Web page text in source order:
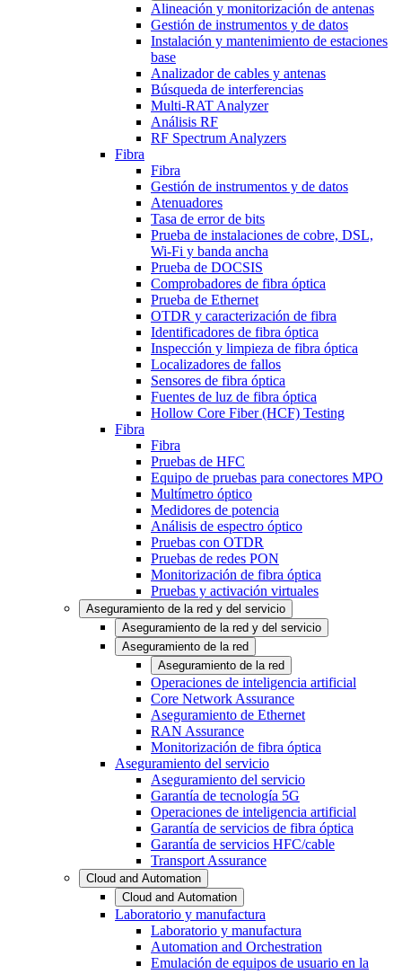
Alineación y monitorización de antenas
Gestión de instrumentos y de datos
Instalación y mantenimiento de estaciones
base
Analizador de cables y antenas
Búsqueda de interferencias
Multi-RAT Analyzer
Análisis RF
RF Spectrum Analyzers
Fibra
Fibra
Gestión de instrumentos y de datos
Atenuadores
Tasa de error de bits
Prueba de instalaciones de cobre, DSL,
Wi-Fi y banda ancha
Prueba de DOCSIS
Comprobadores de fibra óptica
Prueba de Ethernet
OTDR y caracterización de fibra
Identificadores de fibra óptica
Inspección y limpieza de fibra óptica
Localizadores de fallos
Sensores de fibra óptica
Fuentes de luz de fibra óptica
Hollow Core Fiber (HCF) Testing
Fibra
Fibra
Pruebas de HFC
Equipo de pruebas para conectores MPO
Multímetro óptico
Medidores de potencia
Análisis de espectro óptico
Pruebas con OTDR
Pruebas de redes PON
Monitorización de fibra óptica
Pruebas y activación virtuales
Aseguramiento de la red y del servicio
Aseguramiento de la red y del servicio
Aseguramiento de la red
Aseguramiento de la red
Operaciones de inteligencia artificial
Core Network Assurance
Aseguramiento de Ethernet
RAN Assurance
Monitorización de fibra óptica
Aseguramiento del servicio
Aseguramiento del servicio
Garantía de tecnología 5G
Operaciones de inteligencia artificial
Garantía de servicios de fibra óptica
Garantía de servicios HFC/cable
Transport Assurance
Cloud and Automation
Cloud and Automation
Laboratorio y manufactura
Laboratorio y manufactura
Automation and Orchestration
Emulación de equipos de usuario en la